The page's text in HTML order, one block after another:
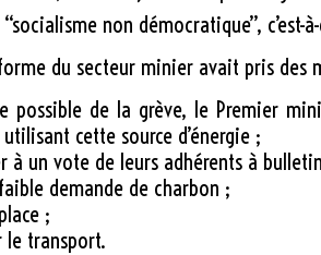
non démocratique”, c’est-
du secteur minier avait pris des
possible de la grève, le Premier
cette source d’énergie ;
un vote de leurs adhérents à
demande de charbon ;
;
le transport.